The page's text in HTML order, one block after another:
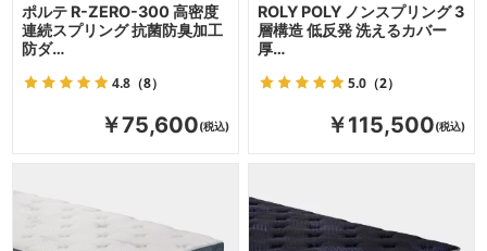
ポルテ R-ZERO-300 高密度
連続スプリング 抗菌防臭加工
防ダ…
4.8 （8）
￥75,600
ROLY POLY ノンスプリング 3
層構造 低反発 洗えるカバー
厚…
5.0（2）
￥115,500